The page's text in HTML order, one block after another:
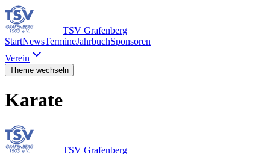
TSV Grafenberg
StartNewsTermineJahrbuchSponsoren
Verein
Theme wechseln
Karate
TSV Grafenberg